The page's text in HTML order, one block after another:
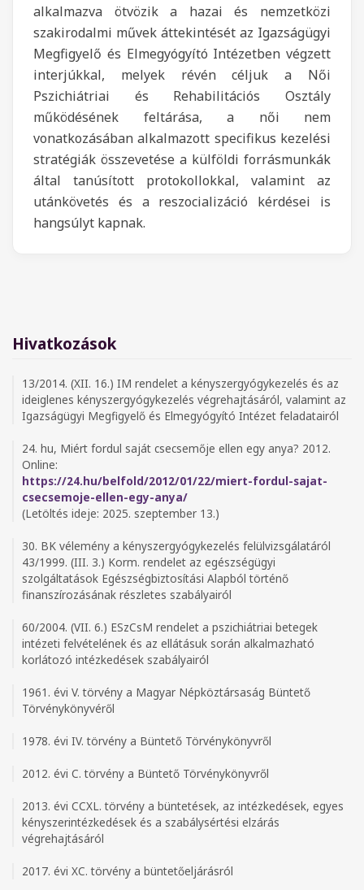
alkalmazva ötvözik a hazai és nemzetközi
szakirodalmi művek áttekintését az Igazságügyi
Megfigyelő és Elmegyógyító Intézetben végzett
interjúkkal, melyek révén céljuk a Női
Pszichiátriai és Rehabilitációs Osztály
működésének feltárása, a női nem
vonatkozásában alkalmazott specifikus kezelési
stratégiák összevetése a külföldi forrásmunkák
által tanúsított protokollokkal, valamint az
utánkövetés és a reszocializáció kérdései is
hangsúlyt kapnak.
Hivatkozások
13/2014. (XII. 16.) IM rendelet a kényszergyógykezelés és az
ideiglenes kényszergyógykezelés végrehajtásáról, valamint az
Igazságügyi Megfigyelő és Elmegyógyító Intézet feladatairól
24. hu, Miért fordul saját csecsemője ellen egy anya? 2012.
Online:
https://24.hu/belfold/2012/01/22/miert-fordul-sajat-
csecsemoje-ellen-egy-anya/
(Letöltés ideje: 2025. szeptember 13.)
30. BK vélemény a kényszergyógykezelés felülvizsgálatáról
43/1999. (III. 3.) Korm. rendelet az egészségügyi
szolgáltatások Egészségbiztosítási Alapból történő
finanszírozásának részletes szabályairól
60/2004. (VII. 6.) ESzCsM rendelet a pszichiátriai betegek
intézeti felvételének és az ellátásuk során alkalmazható
korlátozó intézkedések szabályairól
1961. évi V. törvény a Magyar Népköztársaság Büntető
Törvénykönyvéről
1978. évi IV. törvény a Büntető Törvénykönyvről
2012. évi C. törvény a Büntető Törvénykönyvről
2013. évi CCXL. törvény a büntetések, az intézkedések, egyes
kényszerintézkedések és a szabálysértési elzárás
végrehajtásáról
2017. évi XC. törvény a büntetőeljárásról